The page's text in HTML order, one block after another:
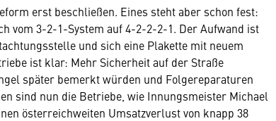
erst beschließen. Eines steht aber schon fest:
vom 3-2-1-System auf 4-2-2-2-1. Der Aufwand ist
und sich eine Plakette mit neuem
ist klar: Mehr Sicherheit auf der Straße
später bemerkt würden und Folgereparaturen
sind nun die Betriebe, wie Innungsmeister Michael
österreichweiten Umsatzverlust von knapp 38